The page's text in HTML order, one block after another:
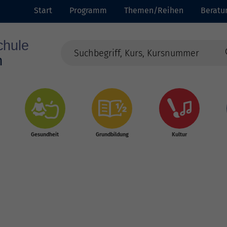
Start Programm Themen/Reihen
Gesundheit Grundbildung Kultur